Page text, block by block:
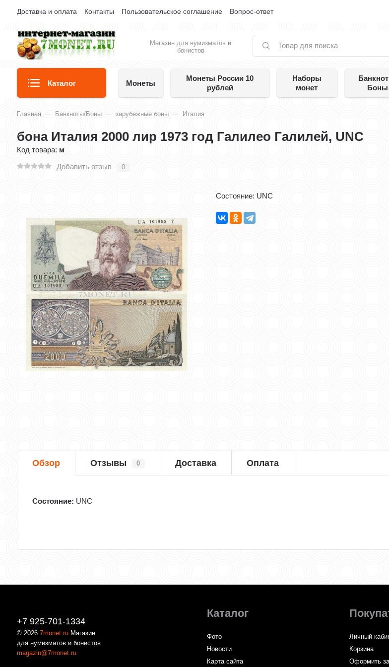
Доставка и оплата Контакты Пользовательское соглашение Вопрос-ответ
Магазин для нумизматов и
бонистов
Каталог Монеты
Монеты России 10
рублей
Наборы
монет
Боны
Главная Банкноты/Боны зарубежные боны Италия
бона Италия 2000 лир 1973 год Галилео Галилей, UNC
Код товара: м
Добавить отзыв
0
Состояние: UNC
Обзор Отзывы 0 Доставка Оплата
Состояние: UNC
+7 925-701-1334
© 20267monet.ru Магазин
для нумизматов и бонистов
magazin@7monet.ru
Каталог
Фото
Новости
Карта сайта
Личный
Корзина
Оформить